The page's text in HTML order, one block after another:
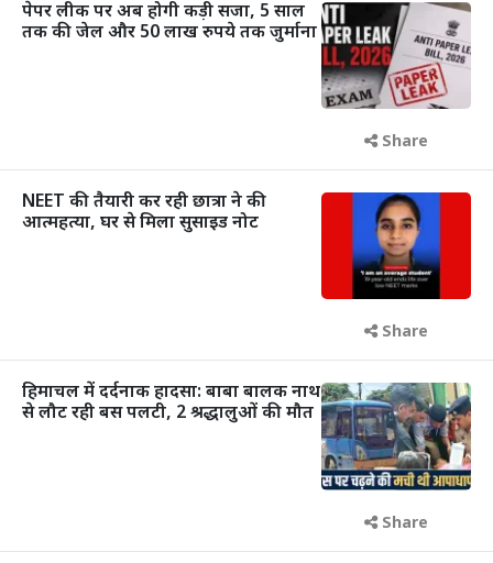
पेपर लीक पर अब होगी कड़ी सजा, 5 साल
तक की जेल और 50 लाख रुपये तक जुर्माना
Share
NEET की तैयारी कर रही छात्रा ने की
आत्महत्या, घर से मिला सुसाइड नोट
Share
हिमाचल में दर्दनाक हादसा: बाबा बालक नाथ
से लौट रही बस पलटी, 2 श्रद्धालुओं की मौत
Share